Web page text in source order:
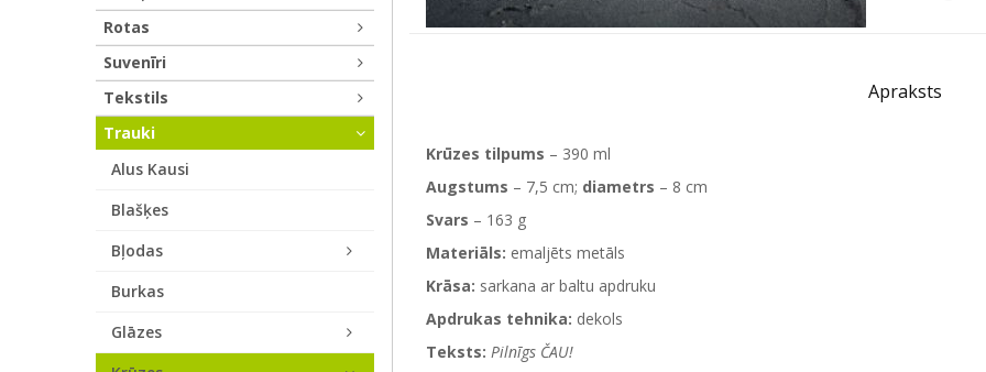
Apraksts
Krūzes tilpums – 390 ml
Augstums – 7,5 cm; diametrs – 8 cm
Svars – 163 g
Materiāls: emaljēts metāls
Krāsa: sarkana ar baltu apdruku
Apdrukas tehnika: dekols
Teksts: Pilnīgs ČAU!
Rotas
Suvenīri
Tekstils
Trauki
Alus Kausi
Blašķes
Bļodas
Burkas
Glāzes